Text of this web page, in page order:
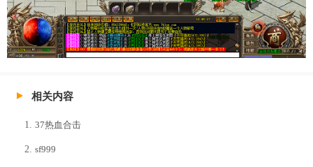
相关内容
37热血合击
sf999